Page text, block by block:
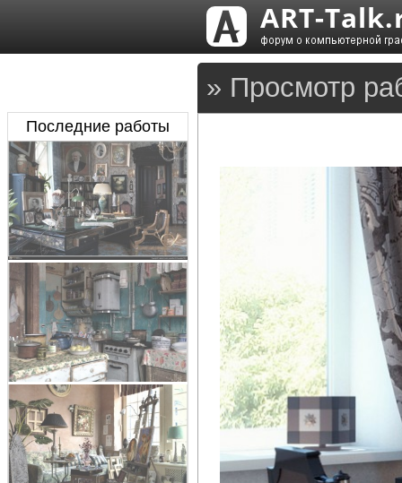
» Просмотр
Последние работы